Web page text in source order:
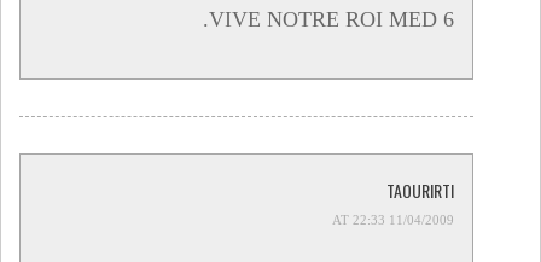
.VIVE NOTRE ROI MED 6
TAOURIRTI
11/04/2009 AT 22:33